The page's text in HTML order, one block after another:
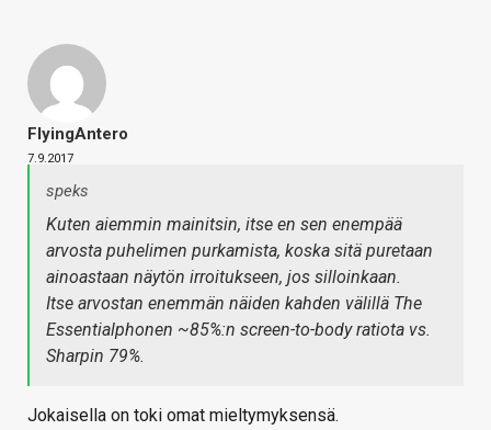
FlyingAntero
7.9.2017
speks
Kuten aiemmin mainitsin, itse en sen enempää
arvosta puhelimen purkamista, koska sitä puretaan
ainoastaan näytön irroitukseen, jos silloinkaan.
Itse arvostan enemmän näiden kahden välillä The
Essentialphonen ~85%:n screen-to-body ratiota vs.
Sharpin 79%.
Jokaisella on toki omat mieltymyksensä.